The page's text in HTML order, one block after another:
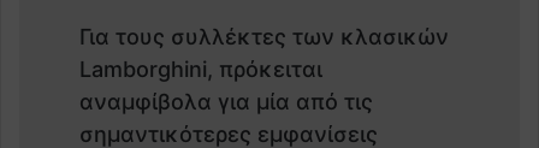
Για τους συλλέκτες των κλασικών
Lamborghini, πρόκειται
αναμφίβολα για μία από τις
σημαντικότερες εμφανίσεις